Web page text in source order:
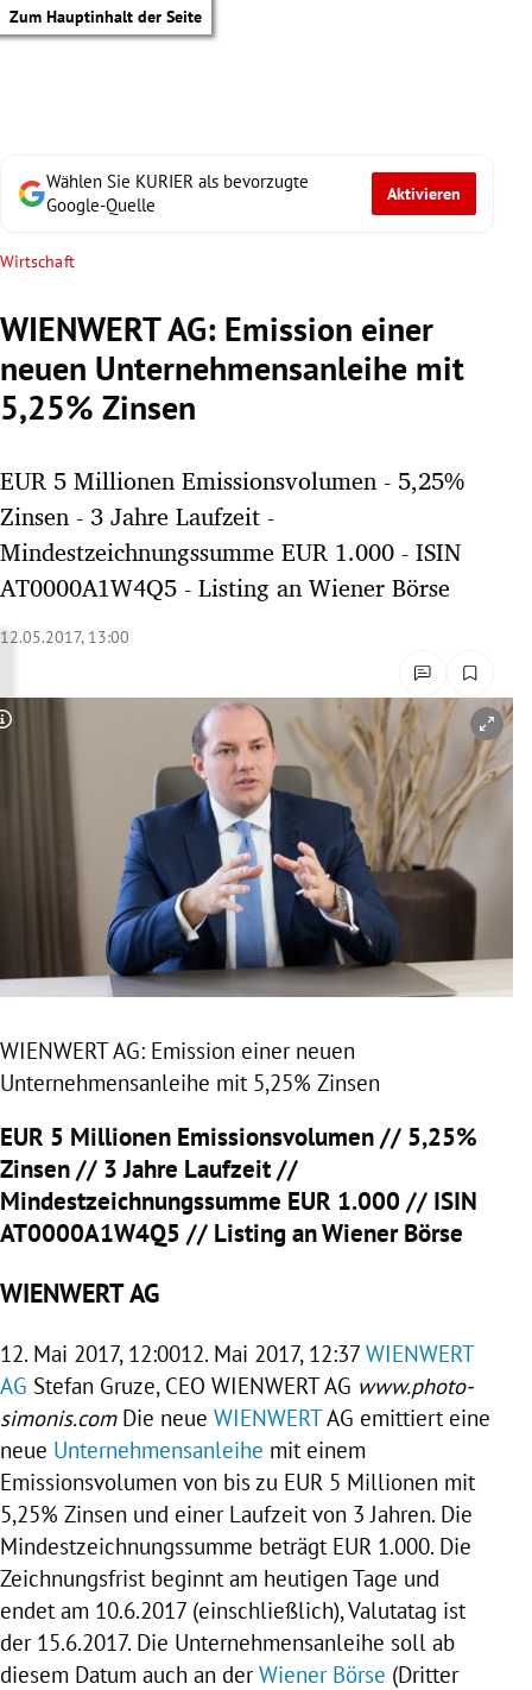
Zum Hauptinhalt der Seite
Untermenü
Untermenü
Untermenü
Untermenü
Wählen Sie KURIER als bevorzugte
Google-Quelle
Aktivieren
Wirtschaft
WIENWERT AG: Emission einer
neuen Unternehmensanleihe mit
5,25% Zinsen
EUR 5 Millionen Emissionsvolumen - 5,25%
Zinsen - 3 Jahre Laufzeit -
Mindestzeichnungssumme EUR 1.000 - ISIN
AT0000A1W4Q5 - Listing an Wiener Börse
12.05.2017, 13:00
Copyright-Hinweis öffnen/schließen
WIENWERT AG: Emission einer neuen
Unternehmensanleihe mit 5,25% Zinsen
EUR 5 Millionen Emissionsvolumen // 5,25%
Zinsen // 3 Jahre Laufzeit //
Mindestzeichnungssumme EUR 1.000 // ISIN
AT0000A1W4Q5 // Listing an Wiener Börse
WIENWERT AG
12. Mai 2017, 12:0012. Mai 2017, 12:37 WIENWERT
AG Stefan Gruze, CEO WIENWERT AG www.photo-
simonis.comDie neue WIENWERTAG emittiert eine
neue Unternehmensanleihe mit einem
Emissionsvolumen von bis zu EUR 5 Millionen mit
5,25% Zinsen und einer Laufzeit von 3 Jahren. Die
Mindestzeichnungssumme beträgt EUR 1.000. Die
Zeichnungsfrist beginnt am heutigen Tage und
endet am 10.6.2017 (einschließlich), Valutatag ist
der 15.6.2017. Die Unternehmensanleihe soll ab
diesem Datum auch an derWiener Börse (Dritter